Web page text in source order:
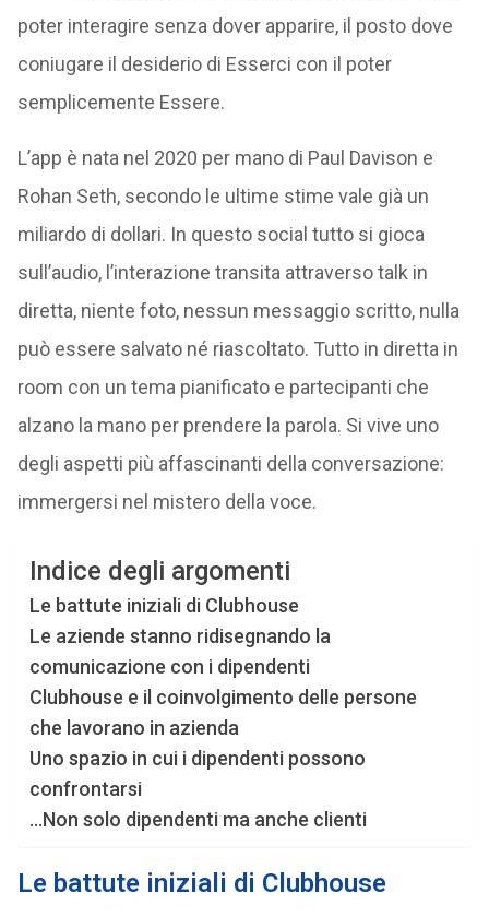
poter interagire senza dover apparire, il posto dove
coniugare il desiderio di Esserci con il poter
semplicemente Essere.
L’app è nata nel 2020 per mano di Paul Davison e
Rohan Seth, secondo le ultime stime vale già un
miliardo di dollari. In questo social tutto si gioca
sull’audio, l’interazione transita attraverso talk in
diretta, niente foto, nessun messaggio scritto, nulla
può essere salvato né riascoltato. Tutto in diretta in
room con un tema pianificato e partecipanti che
alzano la mano per prendere la parola. Si vive uno
degli aspetti più affascinanti della conversazione:
immergersi nel mistero della voce.
Indice degli argomenti
Le battute iniziali di Clubhouse
Le aziende stanno ridisegnando la
comunicazione con i dipendenti
Clubhouse e il coinvolgimento delle persone
che lavorano in azienda
Uno spazio in cui i dipendenti possono
confrontarsi
…Non solo dipendenti ma anche clienti
Le battute iniziali di Clubhouse